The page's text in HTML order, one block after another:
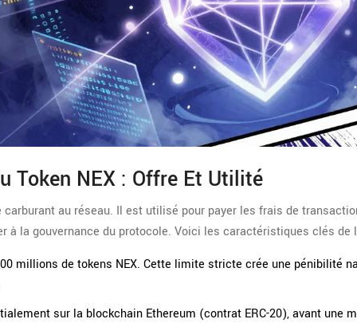
Token NEX : Offre Et Utilité
carburant au réseau. Il est utilisé pour payer les frais de
à la gouvernance du protocole. Voici les caractéristiques clés de
millions de tokens NEX. Cette limite stricte crée une pénibilité
sur la blockchain Ethereum (contrat ERC-20), avant une